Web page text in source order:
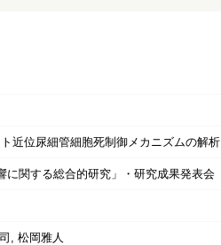
近位尿細管細胞死制御メカニズムの解析
に関する総合的研究」・研究成果発表会
, 松岡雅人